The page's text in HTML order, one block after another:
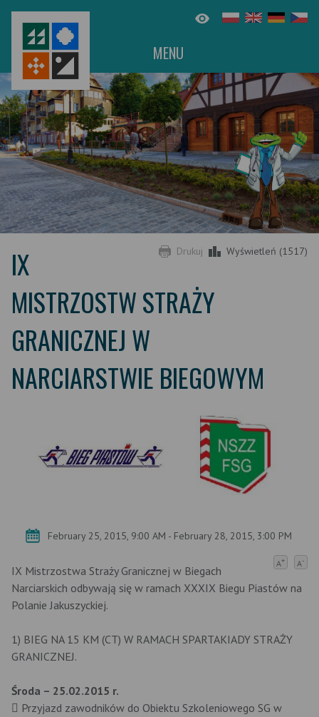
MENU
Drukuj Wyświetleń (1517)
IX
MISTRZOSTW STRAŻY
GRANICZNEJ W
NARCIARSTWIE BIEGOWYM
February 25, 2015, 9:00 AM - February 28, 2015, 3:00 PM
A+ A-
IX Mistrzostwa Straży Granicznej w Biegach
Narciarskich odbywają się w ramach XXXIX Biegu Piastów na
Polanie Jakuszyckiej.
1) BIEG NA 15 KM (CT) W RAMACH SPARTAKIADY STRAŻY
GRANICZNEJ.
Środa – 25.02.2015 r.
 Przyjazd zawodników do Obiektu Szkoleniowego SG w